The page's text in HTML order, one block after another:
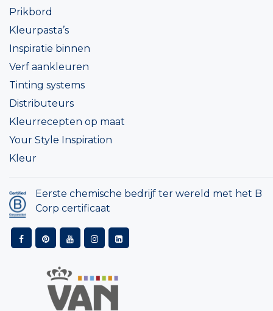
Prikbord
Kleurpasta’s
Inspiratie binnen
Verf aankleuren
Tinting systems
Distributeurs
Kleurrecepten op maat
Your Style Inspiration
Kleur
Eerste chemische bedrijf ter wereld met het B
Corp certificaat